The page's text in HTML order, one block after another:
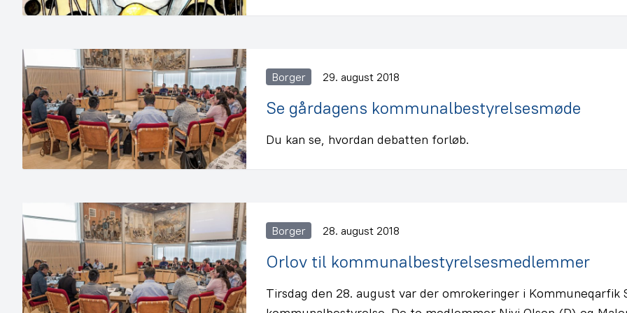
Borger 29. august 2018
Se gårdagens kommunalbestyrelsesmøde
Du kan se, hvordan debatten forløb.
Borger 28. august 2018
Orlov til kommunalbestyrelsesmedlemmer
Tirsdag den 28. august var der omrokeringer i Kommuneqarfik